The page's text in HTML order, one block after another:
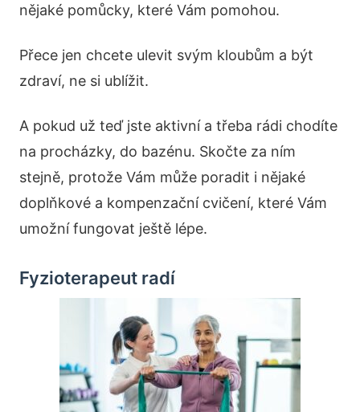
nějaké pomůcky, které Vám pomohou.
Přece jen chcete ulevit svým kloubům a být
zdraví, ne si ublížit.
A pokud už teď jste aktivní a třeba rádi chodíte
na procházky, do bazénu. Skočte za ním
stejně, protože Vám může poradit i nějaké
doplňkové a kompenzační cvičení, které Vám
umožní fungovat ještě lépe.
Fyzioterapeut radí